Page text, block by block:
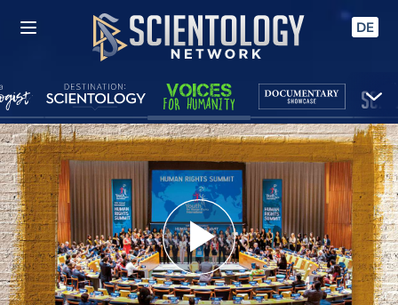
DE
Play